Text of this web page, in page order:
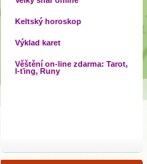
Keltský horoskop
Výklad karet
Věštění on-line zdarma: Tarot,
I-ťing, Runy